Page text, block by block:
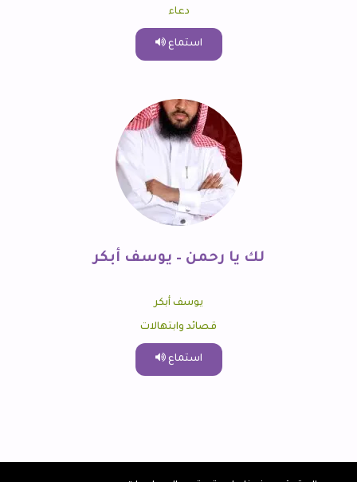
دعاء
استماع
لك يا رحمن – يوسف أبكر
يوسف أبكر
قصائد وابتهالات
استماع